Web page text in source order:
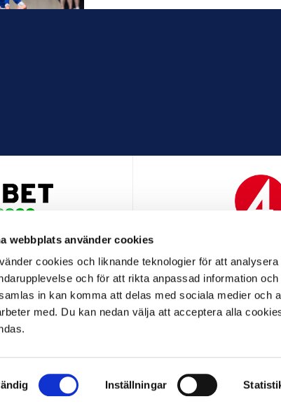
webbplats använder cookies
cookies och liknande teknologier för att
och för att rikta anpassad information
in kan komma att delas med sociala medier och
med. Du kan nedan välja att acceptera alla
Inställningar
PARTNER ALLSVENSKAN
OM SVENSK ELITFOTBOLL ALLMÄNNA VILLKOR